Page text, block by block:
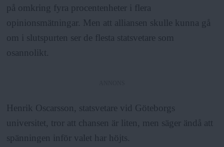
på omkring fyra procentenheter i flera
opinionsmätningar. Men att alliansen skulle kunna gå
om i slutspurten ser de flesta statsvetare som
osannolikt.
Henrik Oscarsson, statsvetare vid Göteborgs
universitet, tror att chansen är liten, men säger ändå att
spänningen inför valet har höjts.